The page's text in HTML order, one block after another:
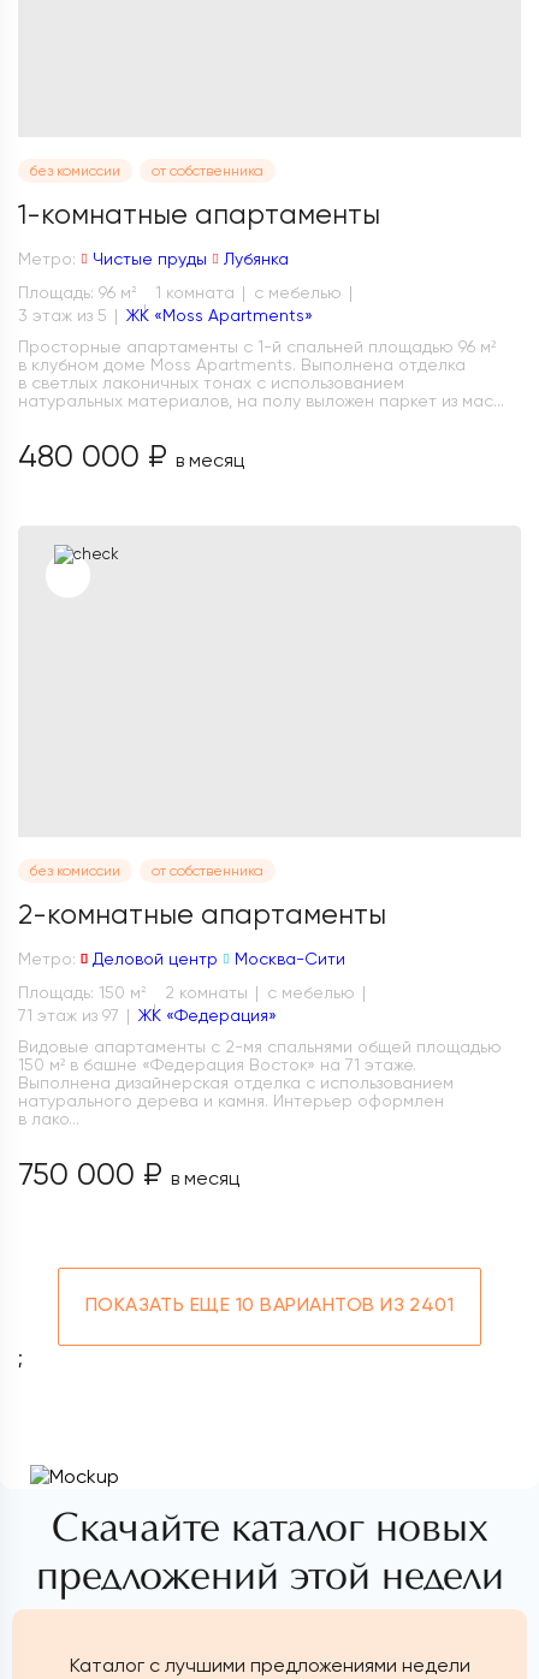
без комиссии от собственника
1-комнатные апартаменты
Метро: Чистые пруды
Лубянка
Площадь: 96 м 2 1 комната
с мебелью
3 этаж из 5
ЖК «Moss Apartments»
Просторные апартаменты с 1-й спальней площадью 96 м²
в клубном доме Moss Apartments. Выполнена отделка
в светлых лаконичных тонах с использованием
натуральных материалов, на полу выложен паркет из мас...
480 000 ₽ в месяц
без комиссии от собственника
2-комнатные апартаменты
Метро: Деловой центр
Москва-Сити
Площадь: 150 м 2 2 комнаты
с мебелью
71 этаж из 97
ЖК «Федерация»
Видовые апартаменты с 2-мя спальнями общей площадью
150 м² в башне «Федерация Восток» на 71 этаже.
Выполнена дизайнерская отделка с использованием
натурального дерева и камня. Интерьер оформлен
в лако...
750 000 ₽ в месяц
ПОКАЗАТЬ ЕЩЕ 10 ВАРИАНТОВ ИЗ 2401
;
Скачайте каталог новых
предложений этой недели
Каталог с лучшими предложениями недели